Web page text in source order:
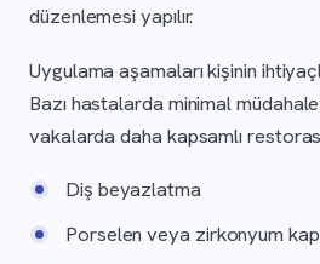
düzenlemesi yapılır.
Uygulama aşamaları kişinin
Bazı hastalarda minimal
vakalarda daha kapsamlı
Diş beyazlatma
Porselen veya zirkonyum